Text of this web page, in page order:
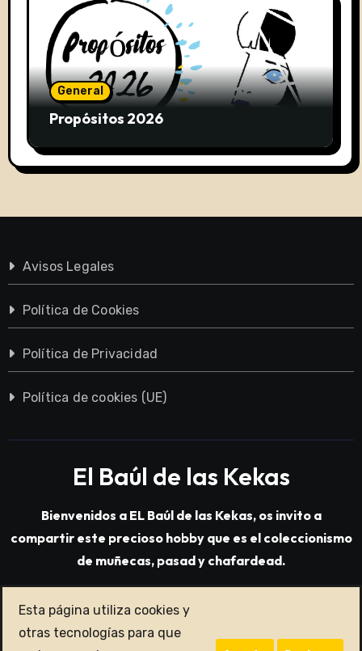
General
Propósitos 2026
Avisos Legales
Política de Cookies
Política de Privacidad
Política de cookies (UE)
El Baúl de las Kekas
Bienvenidos a EL Baúl de las Kekas, os invito a
compartir este precioso hobby que es el coleccionismo
de muñecas, pasad y chafardead.
Copyright © All rights reserved
Themeansar.
Esta página utiliza cookies y
otras tecnologías para que